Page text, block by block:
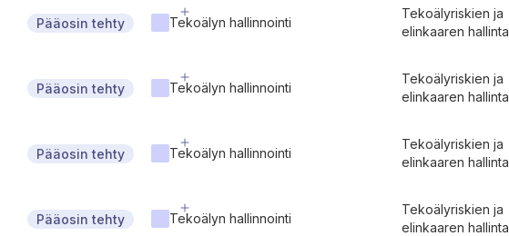
Pääosin tehty Tekoälyn hallinnointi
Tekoälyriskien ja
elinkaaren hallinta
Pääosin tehty Tekoälyn hallinnointi
Tekoälyriskien ja
elinkaaren hallinta
Pääosin tehty Tekoälyn hallinnointi
Tekoälyriskien ja
elinkaaren hallinta
Pääosin tehty Tekoälyn hallinnointi
Tekoälyriskien ja
elinkaaren hallinta